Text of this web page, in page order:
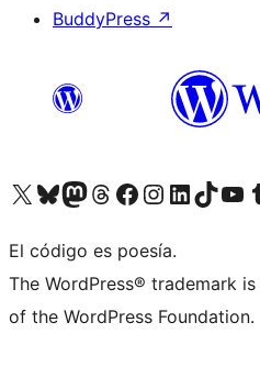
BuddyPress ↗
Visitá nuestra cuenta de X (anteriormente Twitter)
Visitá nuestra cuenta de Bluesky
Visitá nuestra cuenta de Mastodon
Visitá nuestra cuenta de Threads
Visitá nuestra página de Facebook
Visitá nuestra cuenta de
Visitá nuestra cuenta de
Visitá nuestra cuenta de
Visitá
El código es poesía.
The WordPress® trademark
of the WordPress Foundation.